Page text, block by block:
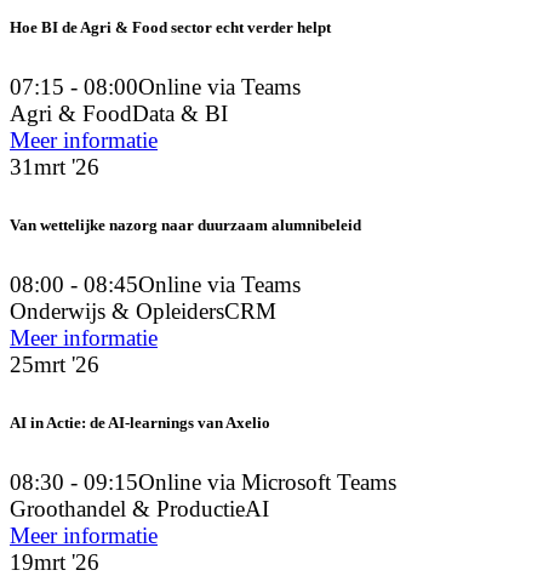
Hoe BI de Agri & Food sector echt verder helpt
07:15 - 08:00Online via Teams
Agri & FoodData & BI
Meer informatie
31mrt '26
Van wettelijke nazorg naar duurzaam alumnibeleid
08:00 - 08:45Online via Teams
Onderwijs & OpleidersCRM
Meer informatie
25mrt '26
AI in Actie: de AI-learnings van Axelio
08:30 - 09:15Online via Microsoft Teams
Groothandel & ProductieAI
Meer informatie
19mrt '26